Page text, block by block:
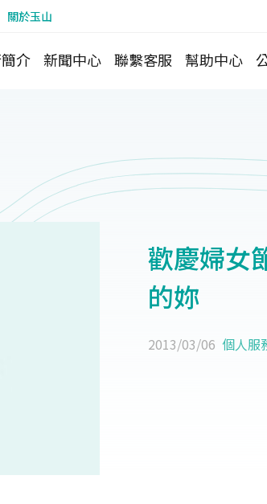
關於玉山
介 新聞中心 聯繫客服 幫助中心
歡慶婦女
的妳
2013/03/06 個人服